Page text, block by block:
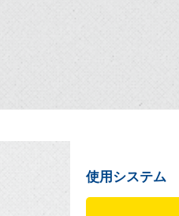
使用システム